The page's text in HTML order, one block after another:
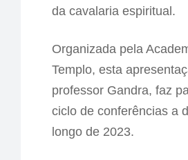
da cavalaria espiritual.
Organizada pela
Templo, esta
professor Gandra, faz
ciclo de conferências a
longo de 2023.